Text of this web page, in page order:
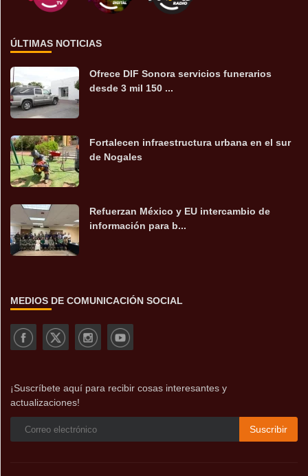
ÚLTIMAS NOTICIAS
Ofrece DIF Sonora servicios funerarios
desde 3 mil 150 ...
Fortalecen infraestructura urbana en el sur
de Nogales
Refuerzan México y EU intercambio de
información para b...
MEDIOS DE COMUNICACIÓN SOCIAL
¡Suscríbete aquí para recibir cosas interesantes y
actualizaciones!
Suscribir